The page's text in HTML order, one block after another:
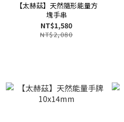
【太赫茲】天然隨形能量方
塊手串
NT$1,580
NT$2,080